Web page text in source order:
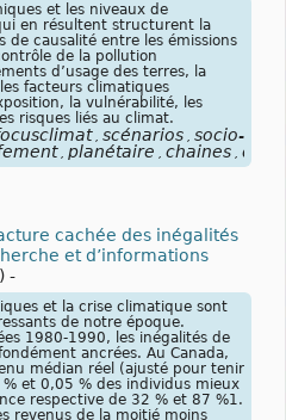
et les niveaux de
en résultent structurent la
de causalité entre les émissions
de la pollution
d’usage des terres, la
facteurs climatiques
la vulnérabilité, les
risques liés au climat.
, scénarios , socio-
, planétaire , chaines , de
cachée des inégalités
et d’informations
-
et la crise climatique sont
de notre époque.
1980-1990, les inégalités de
ancrées. Au Canada,
médian réel (ajusté pour tenir
et 0,05 % des individus mieux
respective de 32 % et 87 %1.
revenus de la moitié moins